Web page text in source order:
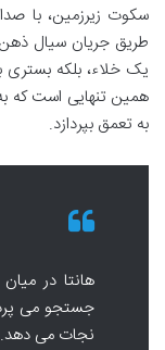
سکوت زیرزمین، با
طریق جریان سیال ذهن
یک خلاء، بلکه
همین تنهایی است که
به تعمق بپردازد.
هانتا در
جستجو می
نجات می دهد.